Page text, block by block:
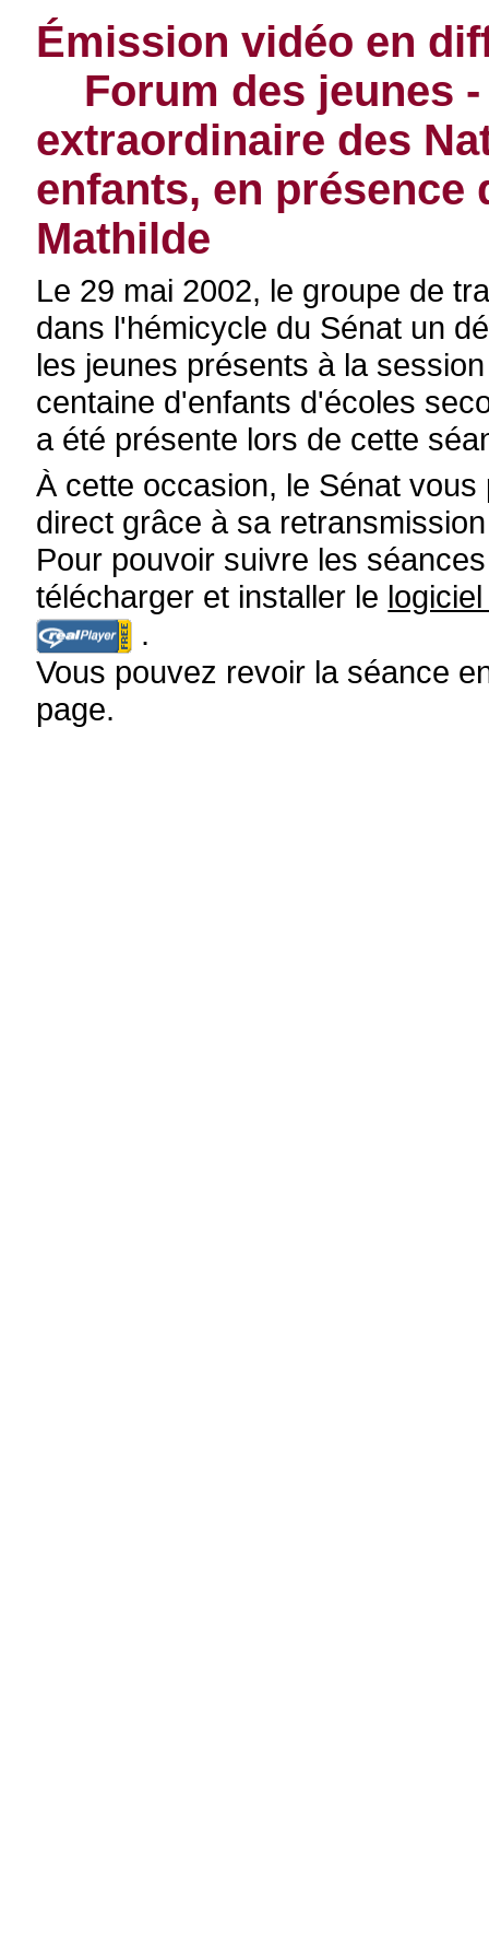
Émission vidéo en
Forum des jeunes -
extraordinaire des
enfants, en présence
Mathilde
Le 29 mai 2002, le groupe de
dans l'hémicycle du Sénat un
les jeunes présents à la
centaine d'enfants d'écoles
a été présente lors de cette
À cette occasion, le Sénat
direct grâce à sa
Pour pouvoir suivre les
télécharger et installer le
.
Vous pouvez revoir la séance
page.